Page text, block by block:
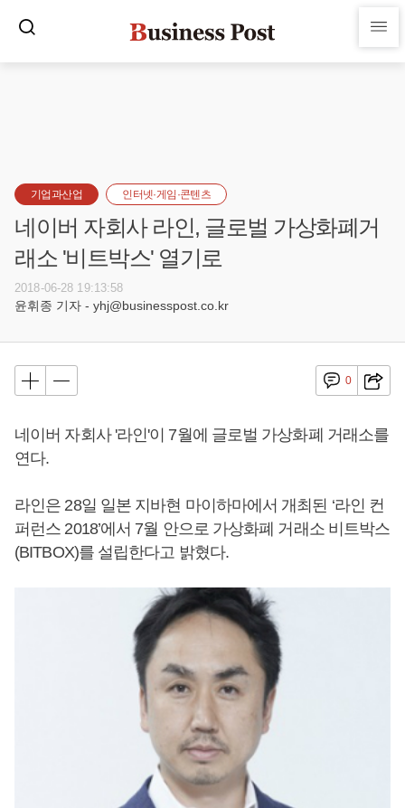
기업과산업 인터넷·게임·콘텐츠
네이버 자회사 라인, 글로벌 가상화폐거
래소 '비트박스' 열기로
2018-06-28 19:13:58
윤휘종 기자 - yhj@businesspost.co.kr
0
네이버 자회사 '라인'이 7월에 글로벌 가상화폐 거래소를
연다.
라인은 28일 일본 지바현 마이하마에서 개최된 ‘라인 컨
퍼런스 2018’에서 7월 안으로 가상화폐 거래소 비트박스
(BITBOX)를 설립한다고 밝혔다.